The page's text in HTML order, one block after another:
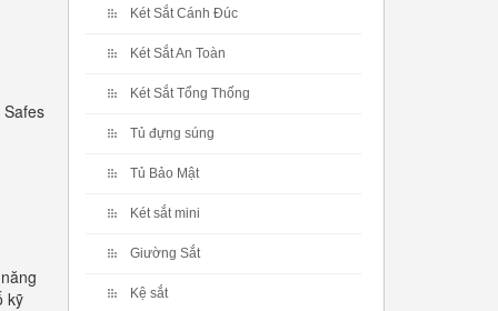
kỹ
Két Sắt Cánh Đúc
Két Sắt An Toàn
Két Sắt Tổng Thống
Tủ đựng súng
Tủ Bảo Mật
Két sắt mini
Giường Sắt
Kệ sắt